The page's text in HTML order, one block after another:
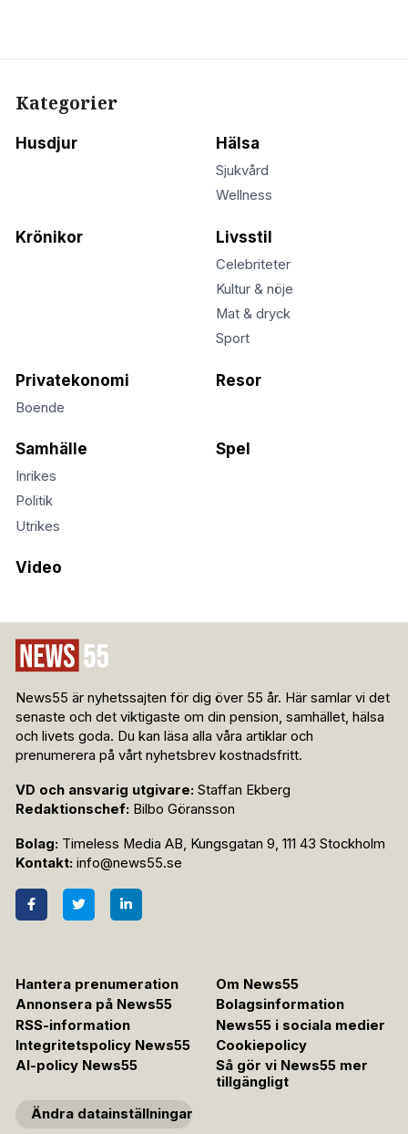
Kategorier
Husdjur Hälsa
Sjukvård
Wellness
Krönikor Livsstil
Celebriteter
Kultur & nöje
Mat & dryck
Sport
Privatekonomi
Boende
Resor
Samhälle
Inrikes
Politik
Utrikes
Spel
Video
News55 är nyhetssajten för dig över 55 år. Här samlar vi det
senaste och det viktigaste om din pension, samhället, hälsa
och livets goda. Du kan läsa alla våra artiklar och
prenumerera på vårt nyhetsbrev kostnadsfritt.
VD och ansvarig utgivare: Staffan Ekberg
Redaktionschef: Bilbo Göransson
Bolag: Timeless Media AB, Kungsgatan 9, 111 43 Stockholm
Kontakt: info@news55.se
Hantera prenumeration
Om News55
Annonsera på News55
Bolagsinformation
RSS-information
News55 i sociala medier
Integritetspolicy News55
Cookiepolicy
AI-policy News55
Så gör vi News55 mer
tillgängligt
Ändra datainställningar